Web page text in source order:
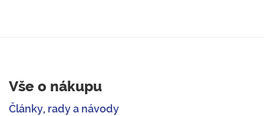
Vše o nákupu
Články, rady a návody